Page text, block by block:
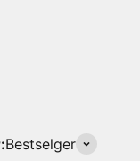
Bestselger